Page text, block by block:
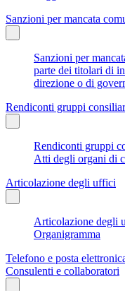
Sanzioni per mancata
Sanzioni per
parte dei titolari di
direzione o di
Rendiconti gruppi
Rendiconti gruppi
Atti degli organi di
Articolazione degli uffici
Articolazione degli
Organigramma
Telefono e posta
Consulenti e collaboratori